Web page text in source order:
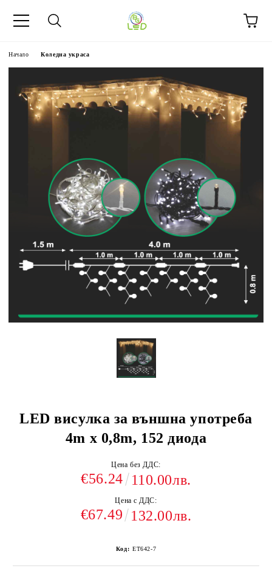
Начало Коледна украса
LED висулка за външна употреба
4m x 0,8m, 152 диода
Цена без ДДС:
€56.24 110.00лв.
Цена с ДДС:
€67.49 132.00лв.
Код: ET642-7